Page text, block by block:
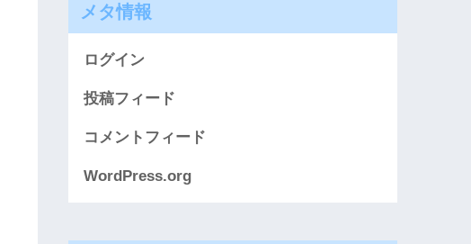
メタ情報
ログイン
投稿フィード
コメントフィード
WordPress.org